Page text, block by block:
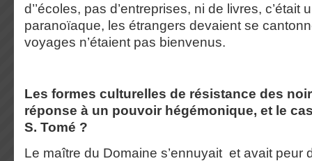
d’’écoles, pas d’entreprises, ni de livres, c’était
paranoïaque, les étrangers devaient se
voyages n’étaient pas bienvenus.
Les formes culturelles de résistance des
réponse à un pouvoir hégémonique, et le
S. Tomé ?
Le maître du Domaine s’ennuyait et avait peur